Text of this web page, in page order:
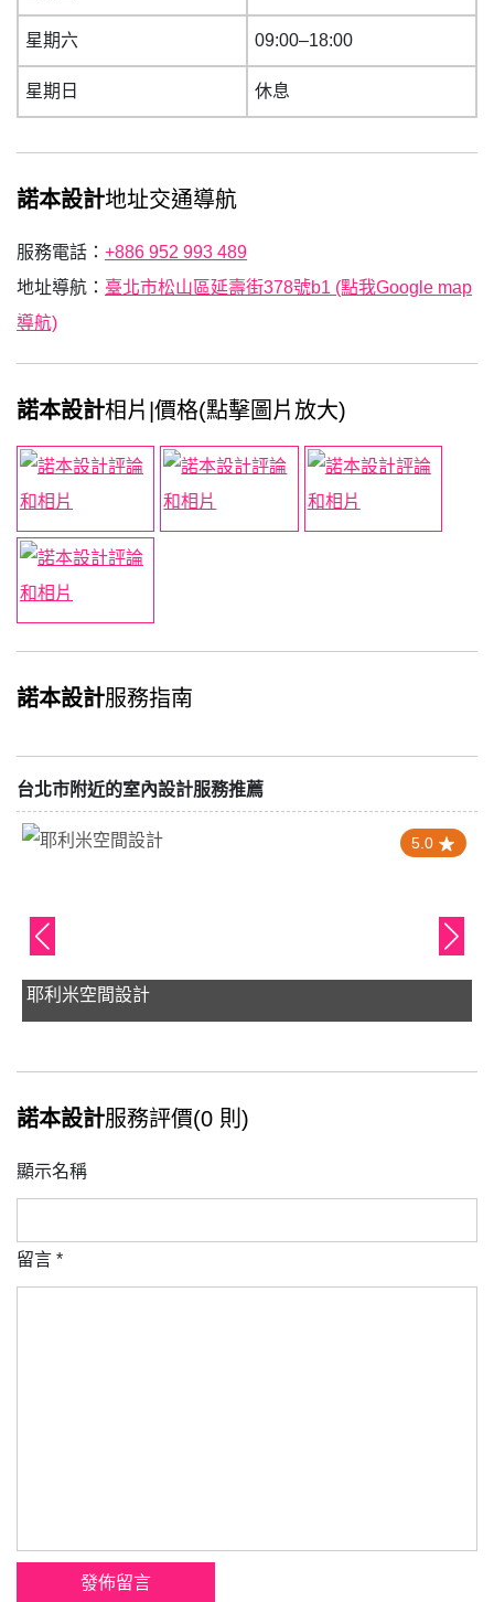
星期六 09:00–18:00
星期日 休息
諾本設計地址交通導航
服務電話： +886 952 993 489
地址導航： 臺北市松山區延壽街378號b1 (點我Google map
導航)
諾本設計相片|價格(點擊圖片放大)
諾本設計服務指南
台北市附近的室內設計服務推薦
5.0
耶利米空間設計
諾本設計服務評價(0 則)
顯示名稱
留言 *